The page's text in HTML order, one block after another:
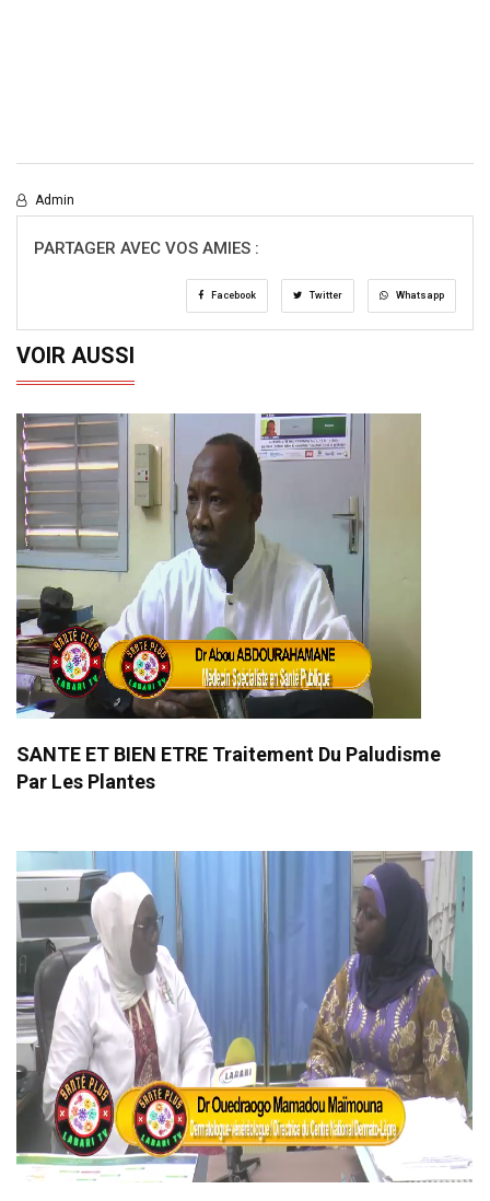
Admin
PARTAGER AVEC VOS AMIES :
Facebook Twitter Whatsapp
VOIR AUSSI
SANTE ET BIEN ETRE Traitement Du Paludisme
Par Les Plantes